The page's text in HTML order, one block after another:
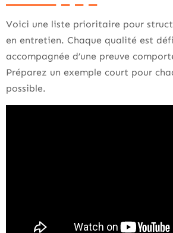
Voici une liste prioritaire pour
en entretien. Chaque qualité est
accompagnée d’une preuve
Préparez un exemple court pour
possible.